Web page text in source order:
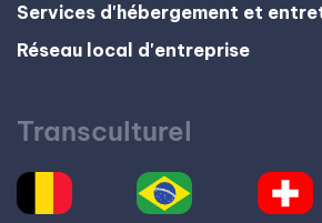
Services d'hébergement et
Réseau local d'entreprise
Transculturel